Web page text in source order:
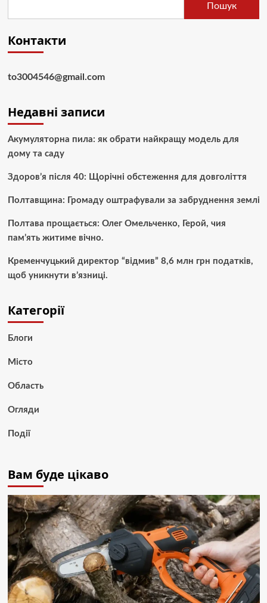
Пошук
Контакти
to3004546@gmail.com
Недавні записи
Акумуляторна пила: як обрати найкращу модель для
дому та саду
Здоров’я після 40: Щорічні обстеження для довголіття
Полтавщина: Громаду оштрафували за забруднення землі
Полтава прощається: Олег Омельченко, Герой, чия
пам’ять житиме вічно.
Кременчуцький директор “відмив” 8,6 млн грн податків,
щоб уникнути в’язниці.
Категорії
Блоги
Місто
Область
Огляди
Події
Вам буде цікаво